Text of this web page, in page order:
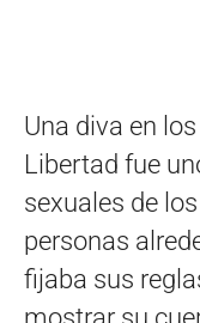
Una diva en
Libertad fue
sexuales de
personas
fijaba sus